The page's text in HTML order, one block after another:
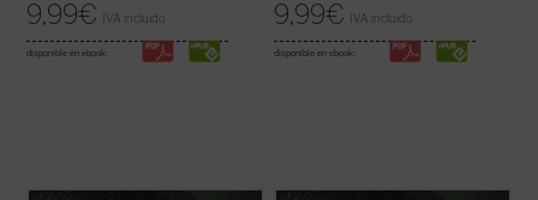
9,99€ IVA incluido
disponible en ebook:
9,99€ IVA incluido
disponible en ebook: